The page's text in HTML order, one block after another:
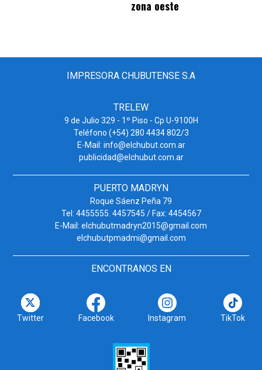
zona oeste
IMPRESORA CHUBUTENSE S.A
TRELEW
9 de Julio 329 - 1º Piso - Cp U-9100H
Teléfono (+54) 280 4434 802/3
E-Mail: info@elchubut.com.ar
publicidad@elchubut.com.ar
PUERTO MADRYN
Roque Sáenz Peña 79
Tel: 4455555. 4457545 / Fax: 4454567
E-Mail: elchubutmadryn2015@gmail.com
elchubutpmadmi@gmail.com
ENCONTRANOS EN
Twitter Facebook Instagram TikTok